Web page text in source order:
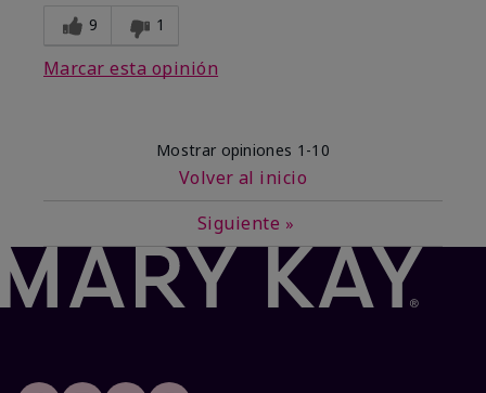
9 1
Marcar esta opinión
Mostrar opiniones 1-10
Volver al inicio
Siguiente »